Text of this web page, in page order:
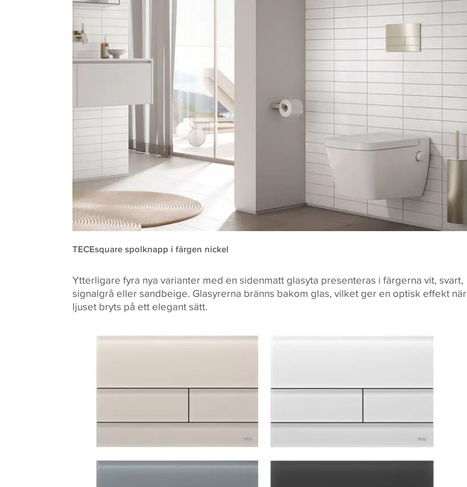
TECEsquare spolknapp i färgen nickel
Ytterligare fyra nya varianter med en sidenmatt glasyta presenteras i färgerna vit, svart,
signalgrå eller sandbeige. Glasyrerna bränns bakom glas, vilket ger en optisk effekt när
ljuset bryts på ett elegant sätt.